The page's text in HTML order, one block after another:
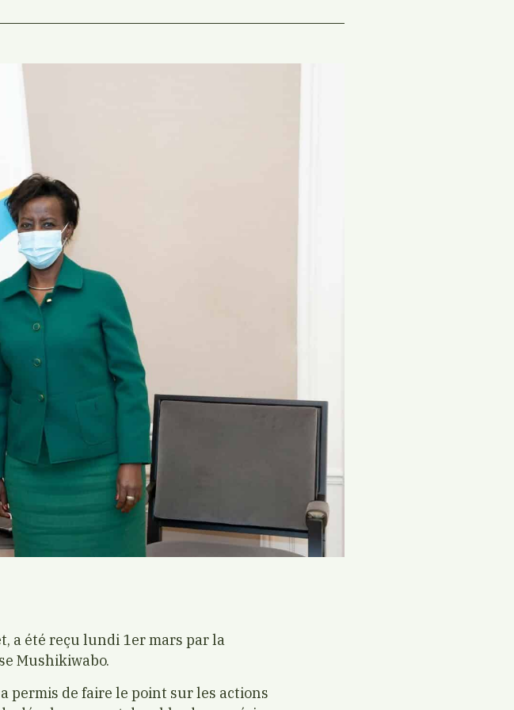
a été reçu lundi 1er mars par la
Mushikiwabo.
de faire le point sur les actions